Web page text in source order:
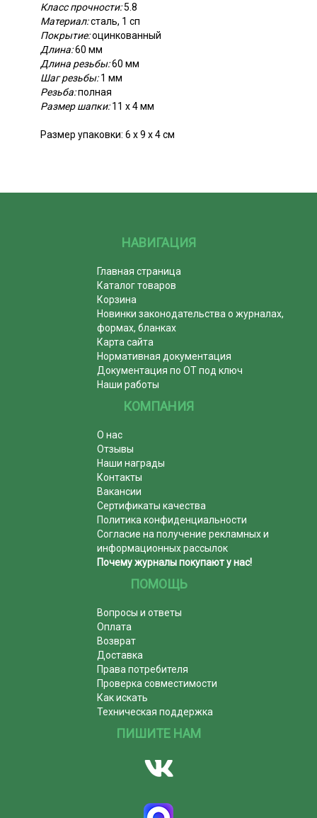
Класс прочности:5.8
Материал:сталь, 1 сп
Покрытие:оцинкованный
Длина:60 мм
Длина резьбы:60 мм
Шаг резьбы:1 мм
Резьба:полная
Размер шапки:11 х 4 мм
Размер упаковки: 6 х 9 х 4 см
НАВИГАЦИЯ
Главная страница
Каталог товаров
Корзина
Новинки законодательства о журналах,
формах, бланках
Карта сайта
Нормативная документация
Документация по ОТ под ключ
Наши работы
КОМПАНИЯ
О нас
Отзывы
Наши награды
Контакты
Вакансии
Сертификаты качества
Политика конфиденциальности
Согласие на получение рекламных и
информационных рассылок
Почему журналы покупают у нас!
ПОМОЩЬ
Вопросы и ответы
Оплата
Возврат
Доставка
Права потребителя
Проверка совместимости
Как искать
Техническая поддержка
ПИШИТЕ НАМ